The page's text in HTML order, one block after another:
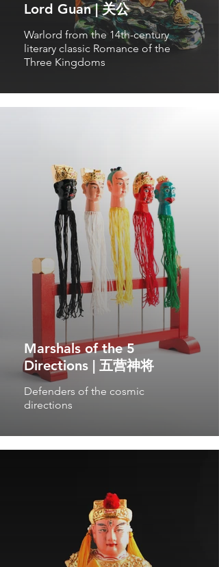
Lord Guan | 关公
Warlord from the 14th-century
literary classic Romance of the
Three Kingdoms
Marshals of the 5
Directions | 五营神将
Defenders of the cosmic
directions